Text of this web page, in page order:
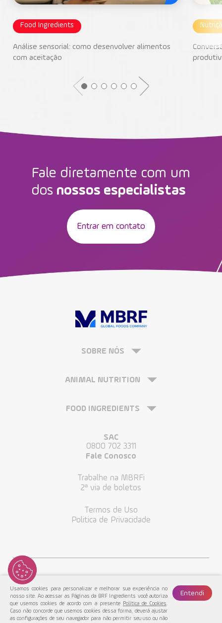
Food Ingredients
Análise sensorial: como desenvolver alimentos
com aceitação
Fale diretamente com um
dos nossos especialistas
Entrar em contato
SOBRE NÓS
ANIMAL NUTRITION
FOOD INGREDIENTS
SAC
0800 702 3311
Fale Conosco
Trabalhe na MBRFi
2ª via de boletos
Termos de Uso
Politica de Privacidade
MBRF© 2022. Todos os Direitos Reservados.
Usamos cookies para personalizar e melhorar sua experiência no
nosso site. Ao acessar as Páginas da BRF Ingredients você autoriza
que usemos cookies de acordo com a presente
Política de Cookies.
Caso não concorde que usemos cookies dessa forma, deverá ajustar
as configurações de seu navegador para não permitir seu uso ou não
Entendi